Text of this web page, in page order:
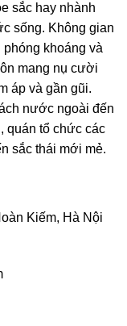
sắc hay nhành
sống. Không gian
khoáng và
mang nụ cười
áp và gần gũi.
nước ngoài đến
quán tổ chức các
sắc thái mới mẻ.
Kiếm, Hà Nội